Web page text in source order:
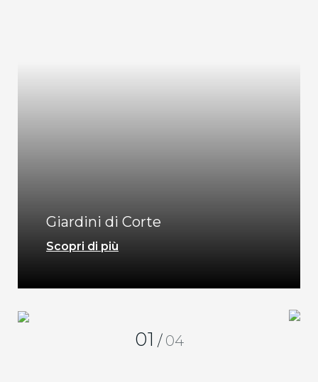
Giardini di Corte
Scopri di più
01 / 04